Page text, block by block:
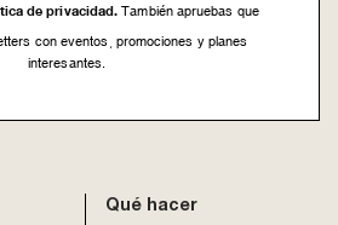
de privacidad. También apruebas que
con eventos, promociones y planes
interesantes.
Qué hacer